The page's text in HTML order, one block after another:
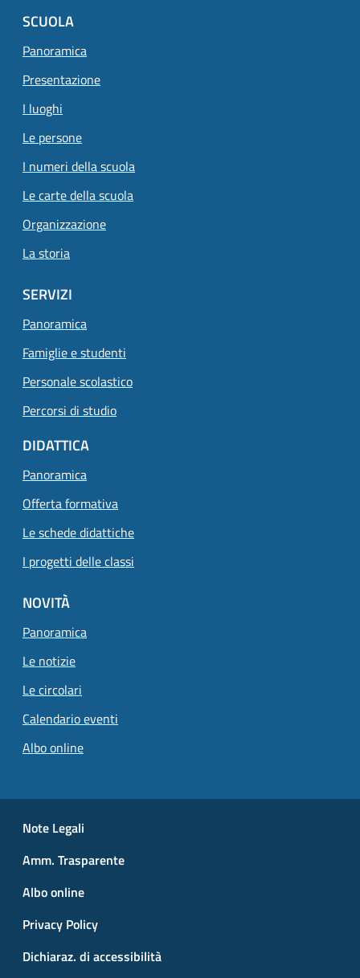
SCUOLA
Panoramica
Presentazione
I luoghi
Le persone
I numeri della scuola
Le carte della scuola
Organizzazione
La storia
SERVIZI
Panoramica
Famiglie e studenti
Personale scolastico
Percorsi di studio
DIDATTICA
Panoramica
Offerta formativa
Le schede didattiche
I progetti delle classi
NOVITÀ
Panoramica
Le notizie
Le circolari
Calendario eventi
Albo online
Small prints
Note Legali
Amm. Trasparente
Albo online
Privacy Policy
Dichiaraz. di accessibilità